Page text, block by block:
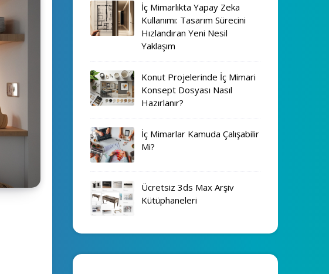
İç Mimarlıkta Yapay Zeka
Kullanımı: Tasarım Sürecini
Hızlandıran Yeni Nesil
Yaklaşım
Konut Projelerinde İç Mimari
Konsept Dosyası Nasıl
Hazırlanır?
İç Mimarlar Kamuda Çalışabilir
Mi?
Ücretsiz 3ds Max Arşiv
Kütüphaneleri